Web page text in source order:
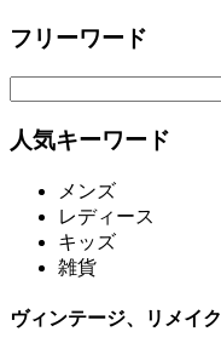
フリーワード
人気キーワード
メンズ
レディース
キッズ
雑貨
ヴィンテージ、リメイク